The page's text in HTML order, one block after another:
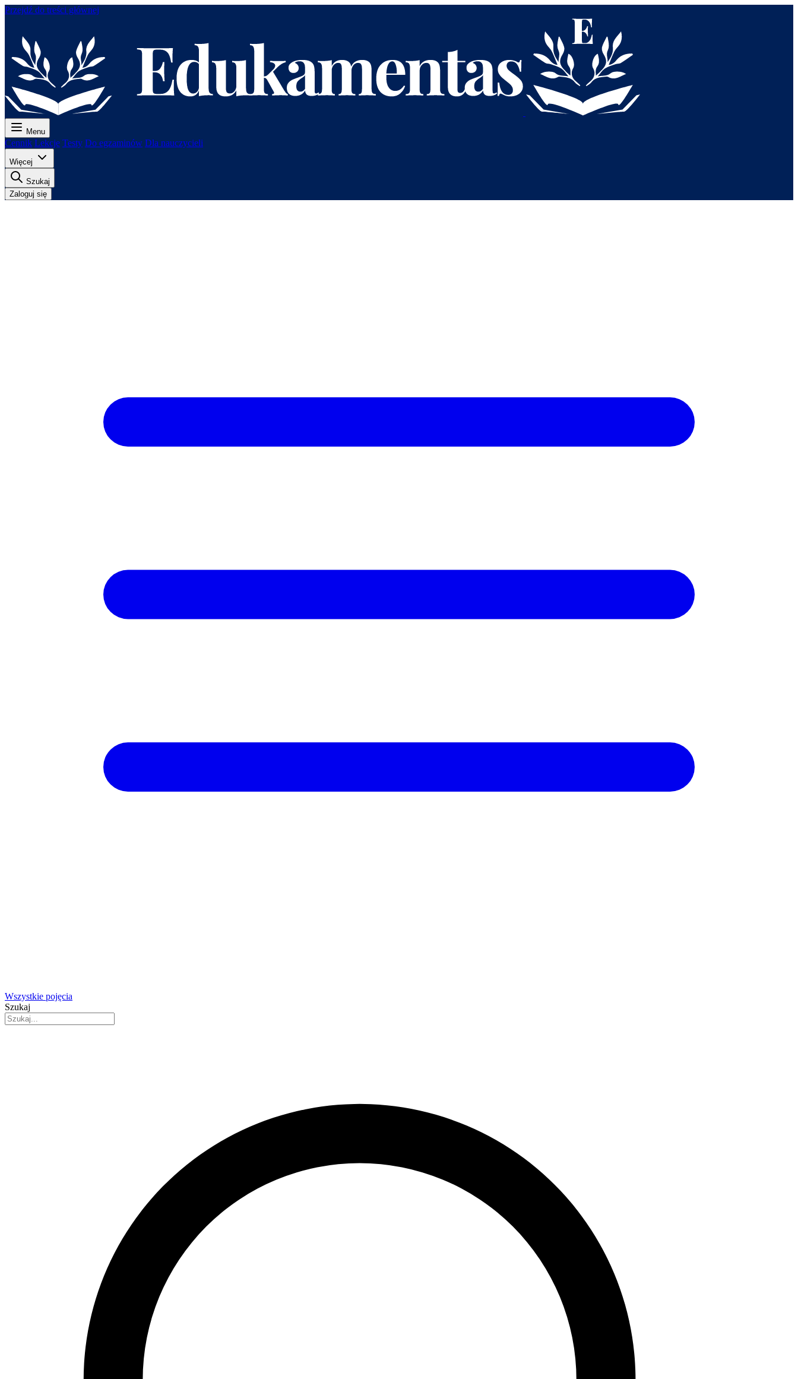
Przejdź do treści głównej
Menu
Cennik Lekcje Testy Do egzaminów Dla nauczycieli
Więcej
Szukaj
Zaloguj się
Wszystkie pojęcia
Szukaj